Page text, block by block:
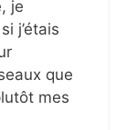
je
j’étais
que
mes